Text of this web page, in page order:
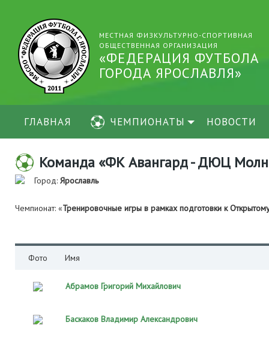
МЕСТНАЯ ФИЗКУЛЬТУРНО-СПОРТИВНАЯ
ОБЩЕСТВЕННАЯ ОРГАНИЗАЦИЯ
«ФЕДЕРАЦИЯ ФУТБОЛА
ГОРОДА ЯРОСЛАВЛЯ»
ГЛАВНАЯ ЧЕМПИОНАТЫ НОВОСТИ
Команда «ФК Авангард - ДЮЦ
Город: Ярославль
Чемпионат: «Тренировочные игры в рамках подготовки к
Фото Имя
Абрамов Григорий Михайлович
Баскаков Владимир Александрович